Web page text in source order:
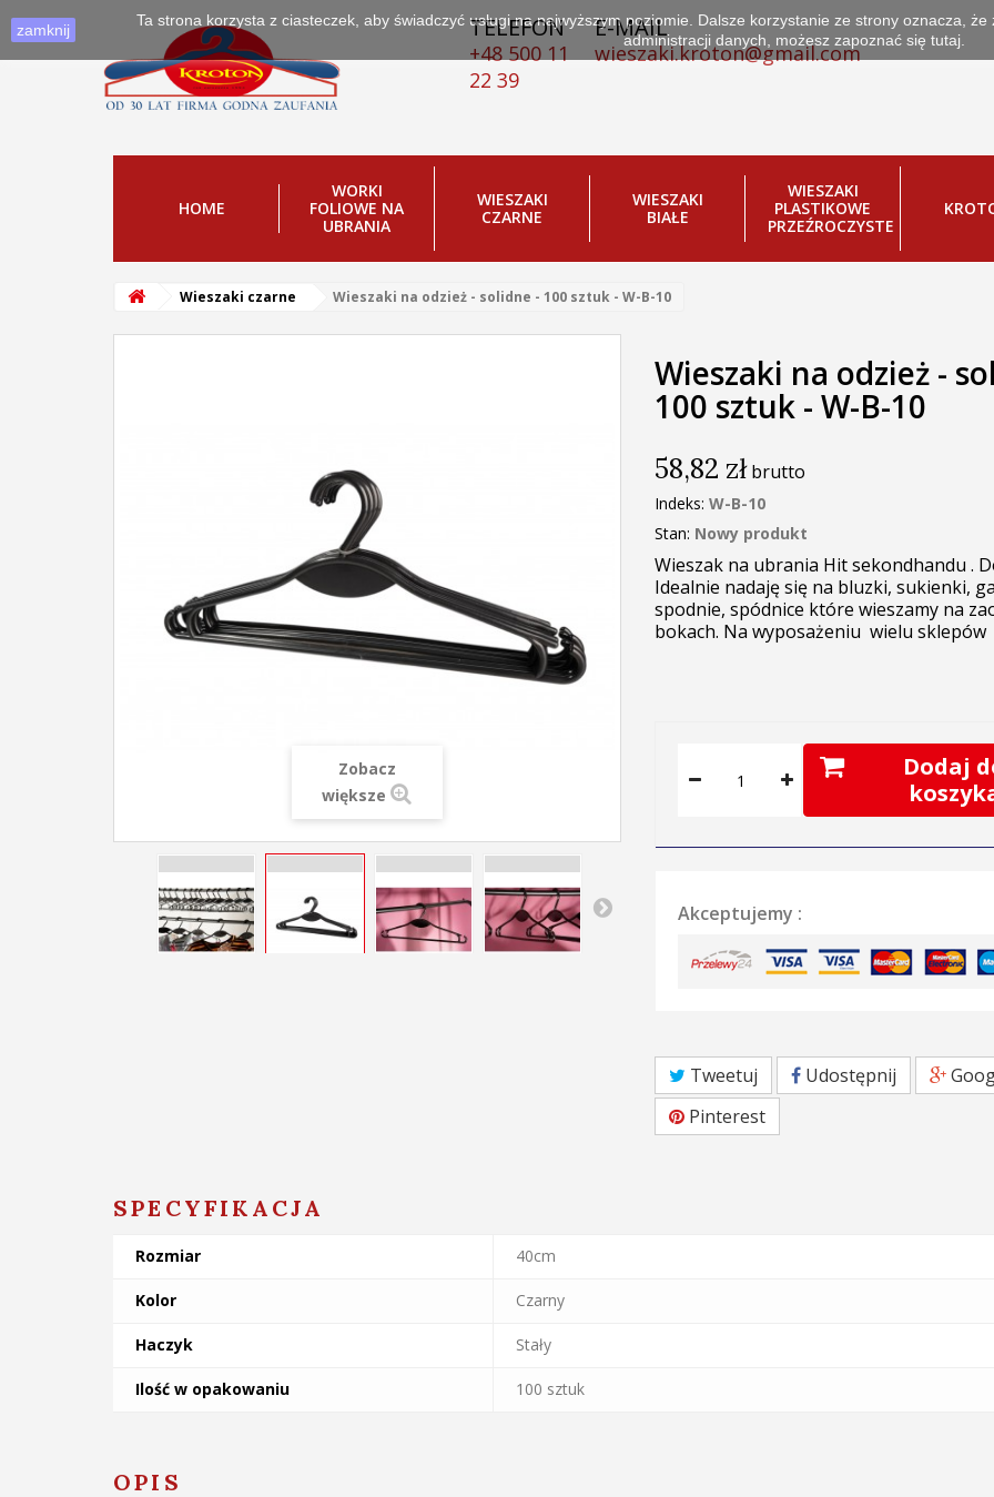
TELEFON
+48 500 11
22 39
E-MAIL
wieszaki.kroton@gmail.com
HOME
WORKI
FOLIOWE NA
UBRANIA
WIESZAKI
CZARNE
WIESZAKI
BIAŁE
WIESZAKI
PLASTIKOWE
PRZEŹROCZYSTE
Wieszaki czarne Wieszaki na odzież - solidne - 100 sztuk - W-B-10
Zobacz
większe
Wieszaki na odzież -
100 sztuk - W-B-10
58,82 złbrutto
Indeks: W-B-10
Stan: Nowy produkt
Wieszak na ubrania Hit sekondhandu .
Idealnie nadaję się na bluzki, sukienki,
spodnie, spódnice które wieszamy na
bokach. Na wyposażeniu wielu sklepów
Dodaj
Akceptujemy :
Tweetuj Udostępnij
Pinterest
SPECYFIKACJA
Rozmiar 40cm
Kolor Czarny
Haczyk Stały
Ilość w opakowaniu 100 sztuk
OPIS
zamknij
Ta strona korzysta z ciasteczek, aby świadczyć usługi na najwyższym poziomie. Dalsze korzystanie ze strony oznacza,
administracji danych, możesz zapoznać się tutaj.